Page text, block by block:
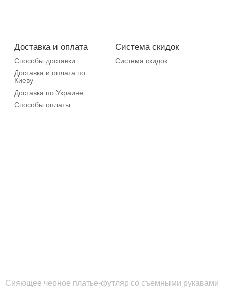
Сияющее черное платье-футляр со съемными рукавами
Доставка и оплата
Способы доставки
Доставка и оплата по
Киеву
Доставка по Украине
Способы оплаты
Система скидок
Система скидок